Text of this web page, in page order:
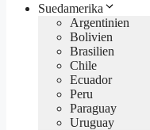
Suedamerika
Argentinien
Bolivien
Brasilien
Chile
Ecuador
Peru
Paraguay
Uruguay